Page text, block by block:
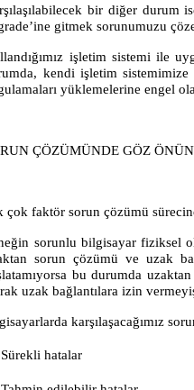
bir diğer durum
gitmek sorunumuzu
işletim sistemi ile
kendi işletim sistemimize
yüklemelerine engel
ÇÖZÜMÜNDE GÖZ
çok faktör sorun çözümü
sorunlu bilgisayar fiziksel
sorun çözümü ve uzak
bu durumda
uzak bağlantılara izin
karşılaşacağımız
Sürekli hatalar